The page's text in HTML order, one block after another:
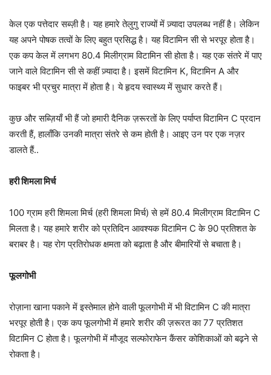
केल एक पत्तेदार सब्ज़ी है। यह हमारे तेलुगु राज्यों में ज़्यादा उपलब्ध नहीं है। लेकिन
यह अपने पोषक तत्वों के लिए बहुत प्रसिद्ध है। यह विटामिन सी से भरपूर होता है।
एक कप केल में लगभग 80.4 मिलीग्राम विटामिन सी होता है। यह एक संतरे में पाए
जाने वाले विटामिन सी से कहीं ज़्यादा है। इसमें विटामिन K, विटामिन A और
फाइबर भी प्रचुर मात्रा में होता है। ये हृदय स्वास्थ्य में सुधार करते हैं।
कुछ और सब्ज़ियाँ भी हैं जो हमारी दैनिक ज़रूरतों के लिए पर्याप्त विटामिन C प्रदान
करती हैं, हालाँकि उनकी मात्रा संतरे से कम होती है। आइए उन पर एक नज़र
डालते हैं..
हरी शिमला मिर्च
100 ग्राम हरी शिमला मिर्च (हरी शिमला मिर्च) से हमें 80.4 मिलीग्राम विटामिन C
मिलता है। यह हमारे शरीर को प्रतिदिन आवश्यक विटामिन C के 90 प्रतिशत के
बराबर है। यह रोग प्रतिरोधक क्षमता को बढ़ाता है और बीमारियों से बचाता है।
फूलगोभी
रोज़ाना खाना पकाने में इस्तेमाल होने वाली फूलगोभी में भी विटामिन C की मात्रा
भरपूर होती है। एक कप फूलगोभी में हमारे शरीर की ज़रूरत का 77 प्रतिशत
विटामिन C होता है। फूलगोभी में मौजूद सल्फोराफेन कैंसर कोशिकाओं को बढ़ने से
रोकता है।